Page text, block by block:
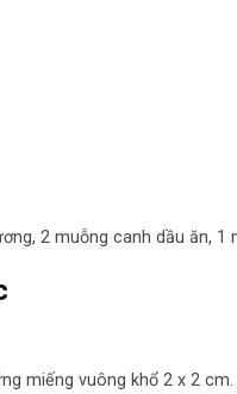
2 muỗng canh dầu ăn,
miếng vuông khổ 2 x 2 cm.